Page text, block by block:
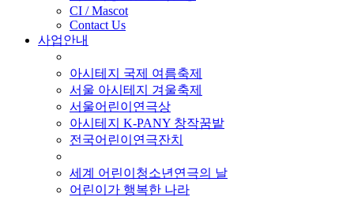
CI / Mascot
Contact Us
사업안내
아시테지 국제 여름축제
서울 아시테지 겨울축제
서울어린이연극상
아시테지 K-PANY 창작꿈밭
전국어린이연극잔치
세계 어린이청소년연극의 날
어린이가 행복한 나라